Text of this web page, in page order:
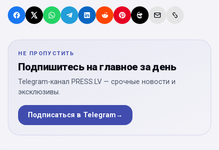
НЕ ПРОПУСТИТЬ
Подпишитесь на главное за день
Telegram-канал PRESS.LV — срочные новости и
эксклюзивы.
Подписаться в Telegram→